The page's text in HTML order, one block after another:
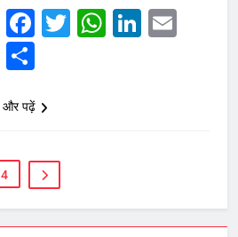
Facebook
Twitter
Share
और पढ़ें
4